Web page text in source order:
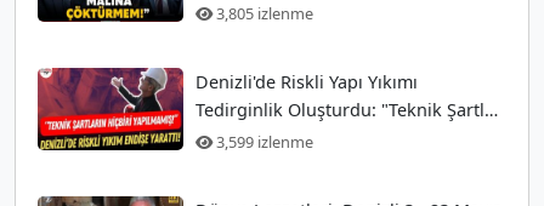
3,805 izlenme
Denizli'de Riskli Yapı Yıkımı
Tedirginlik Oluşturdu: "Teknik Şartlar
Hiç Yerine Getirilmedi!"
3,599 izlenme